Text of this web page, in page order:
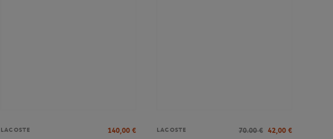
LACOSTE 140,00 €
LACOSTE 70.00 € 42,00 €